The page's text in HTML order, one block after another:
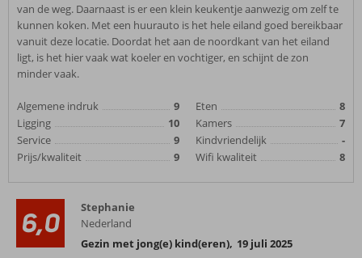
van de weg. Daarnaast is er een klein keukentje aanwezig om zelf te
kunnen koken. Met een huurauto is het hele eiland goed bereikbaar
vanuit deze locatie. Doordat het aan de noordkant van het eiland
ligt, is het hier vaak wat koeler en vochtiger, en schijnt de zon
minder vaak.
Algemene indruk
9
Ligging
10
Service
9
Prijs/kwaliteit
9
Eten
8
Kamers
7
Kindvriendelijk
-
Wifi kwaliteit
8
6,0
Stephanie
Nederland
Gezin met jong(e) kind(eren), 19 juli 2025